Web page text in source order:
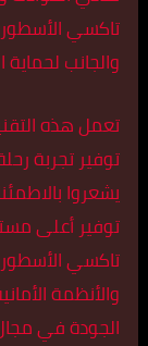
تاكسي
والجانب
تعمل هذه
توفير تجربة
يشعروا
توفير أعلى
تاكسي
والأنظمة
الجودة في